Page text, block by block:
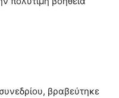
βραβεύτηκε